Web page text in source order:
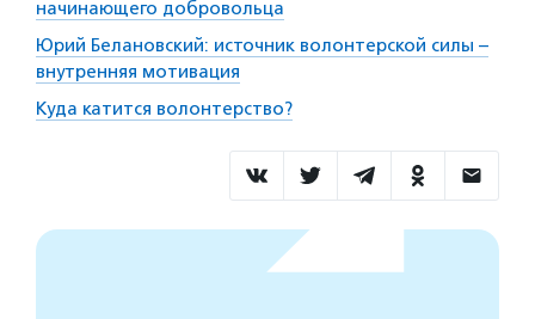
начинающего добровольца
Юрий Белановский: источник волонтерской силы –
внутренняя мотивация
Куда катится волонтерство?